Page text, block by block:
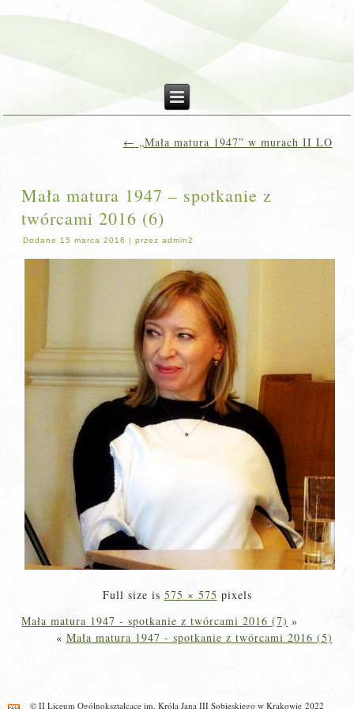
← „Mała matura 1947” w murach II LO
Mała matura 1947 – spotkanie z
twórcami 2016 (6)
Dodane 15 marca 2016 |przez admin2
Full size is 575 × 575 pixels
Mała matura 1947 - spotkanie z twórcami 2016 (7) »
« Mała matura 1947 - spotkanie z twórcami 2016 (5)
© II Liceum Ogólnokształcące im. Króla Jana III Sobieskiego w Krakowie 2022